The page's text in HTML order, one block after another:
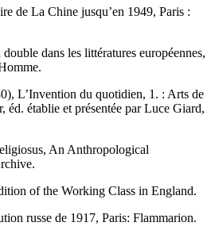
de La Chine jusqu’en 1949, Paris :
dans les littératures européennes,
L’Invention du quotidien, 1. : Arts de
éd. établie et présentée par Luce Giard,
An Anthropological
of the Working Class in England.
russe de 1917, Paris: Flammarion.